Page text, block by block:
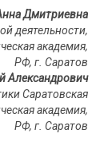
Дмитриевна
деятельности,
академия,
РФ, г. Саратов
Александрович
Саратовская
академия,
РФ, г. Саратов